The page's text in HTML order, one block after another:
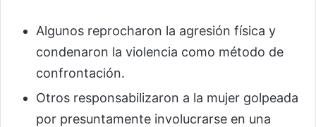
Algunos reprocharon la agresión física y
condenaron la violencia como método de
confrontación.
Otros responsabilizaron a la mujer golpeada
por presuntamente involucrarse en una